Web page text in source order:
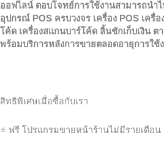
ออฟไลน์ ตอบโจทย์การใช้งานสามารถนำ
อุปกรณ์ POS ครบวงจร เครื่อง POS เครื่
โค้ด เครื่องสแกนบาร์โค้ด ลิ้นชักเก็บเงิน ต
พร้อมบริการหลังการขายตลอดอายุการใช้
สิทธิพิเศษเมื่อซื้อกับเรา
⭐️ ฟรี โปรแกรมขายหน้าร้านไม่มีรายเดือน